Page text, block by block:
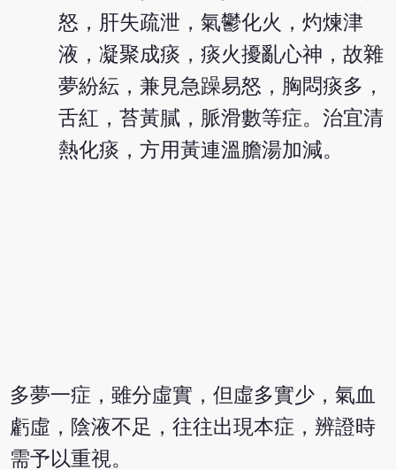
怒，肝失疏泄，氣鬱化火，灼煉津
液，凝聚成痰，痰火擾亂心神，故雜
夢紛紜，兼見急躁易怒，胸悶痰多，
舌紅，苔黃膩，脈滑數等症。治宜清
熱化痰，方用黃連溫膽湯加減。
多夢一症，雖分虛實，但虛多實少，氣血
虧虛，陰液不足，往往出現本症，辨證時
需予以重視。